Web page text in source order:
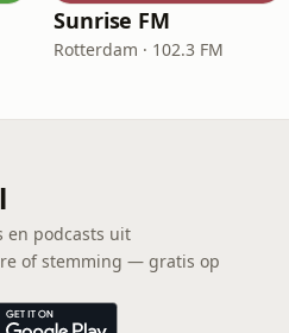
Sunrise FM
Rotterdam · 102.3 FM
en podcasts uit
of stemming — gratis op